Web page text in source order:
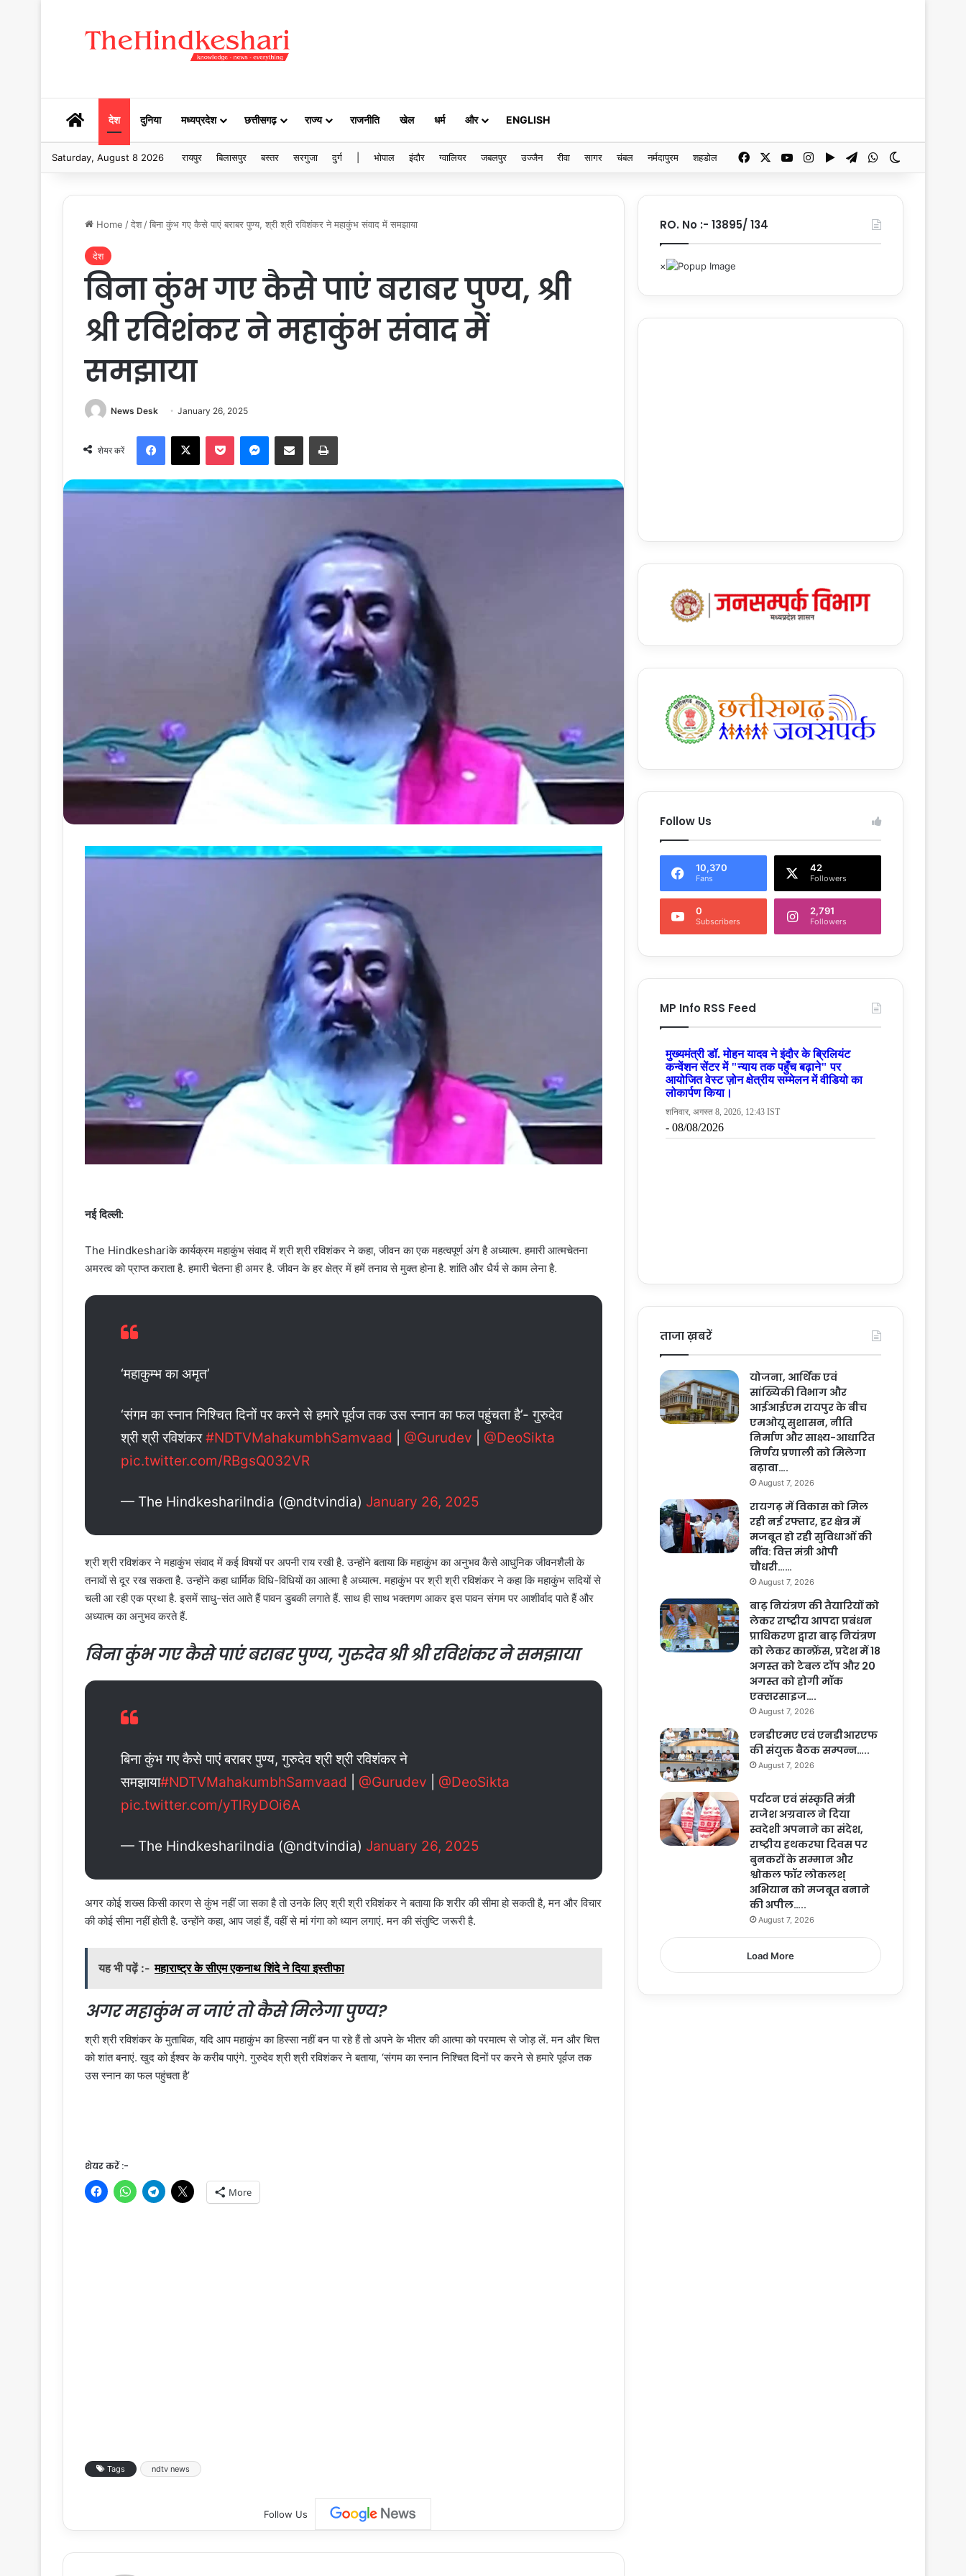
HOMEदेश दुनिया मध्यप्रदेश छत्तीसगढ़ राज्य राजनीति खेल धर्म और ENGLISH
Saturday, August 8 2026 रायपुर बिलासपुर बस्तर सरगुजा दुर्ग भोपाल इंदौर ग्वालियर जबलपुर उज्जैन रीवा सागर चंबल नर्मदापुरम शहडोल Facebook YouTubeInstagram
Google Play
TelegramWhatsApp
Home /देश /बिना कुंभ गए कैसे पाएं बराबर पुण्य, श्री श्री रविशंकर ने महाकुंभ संवाद में समझाया
देश
बिना कुंभ गए कैसे पाएं बराबर पुण्य, श्री
श्री रविशंकर ने महाकुंभ संवाद में
समझाया
News Desk January 26, 2025
शेयर करें
नई दिल्ली:
The Hindkeshariके कार्यक्रम महाकुंभ संवाद में श्री श्री रविशंकर ने कहा, जीवन का एक महत्वपूर्ण अंग है अध्यात्म. हमारी आत्मचेतना
अमरत्व को प्राप्त कराता है. हमारी चेतना ही अमर है. जीवन के हर क्षेत्र में हमें तनाव से मुक्त होना है. शांति और धैर्य से काम लेना है.
‘महाकुम्भ का अमृत’
‘संगम का स्नान निश्चित दिनों पर करने से हमारे पूर्वज तक उस स्नान का फल पहुंचता है’- गुरुदेव
श्री श्री रविशंकर#NDTVMahakumbhSamvaad @Gurudev
@DeoSikta
pic.twitter.com/RBgsQ032VR
— The HindkeshariIndia (@ndtvindia) January 26, 2025
श्री श्री रविशंकर ने महाकुंभ संवाद में कई विषयों पर अपनी राय रखी है. उन्होंने बताया कि महाकुंभ का अनुभव कैसे आधुनिक जीवनशैली के
तनावों से दूर रख सकता है. उन्होंने कहा धार्मिक विधि-विधियों का आत्मा है अध्यात्म. महाकुंभ पर श्री श्री रविशंकर ने कहा कि महाकुंभ सदियों से
चली आ रही एक प्रथा है. इसमें साधु-संत आते हैं पावन डुबकी लगाते हैं. साथ ही साथ भक्तगण आकर इस पावन संगम पर आशीर्वाद पाते हैं और
अध्यात्म का अनुभव करते हैं.
बिना कुंभ गए कैसे पाएं बराबर पुण्य, गुरुदेव श्री श्री रविशंकर ने समझाया
बिना कुंभ गए कैसे पाएं बराबर पुण्य, गुरुदेव श्री श्री रविशंकर ने
समझाया#NDTVMahakumbhSamvaad @Gurudev
@DeoSikta
pic.twitter.com/yTlRyDOi6A
— The HindkeshariIndia (@ndtvindia) January 26, 2025
अगर कोई शख्स किसी कारण से कुंभ नहीं जा सका है तो उनके लिए श्री श्री रविशंकर ने बताया कि शरीर की सीमा हो सकती है, मन और विचार
की कोई सीमा नहीं होती है. उन्होंने कहा, आप जहां हैं, वहीं से मां गंगा को ध्यान लगाएं. मन की संतुष्टि जरूरी है.
यह भी पढ़ें :- महाराष्ट्र के सीएम एकनाथ शिंदे ने दिया इस्तीफा
अगर महाकुंभ न जाएं तो कैसे मिलेगा पुण्य?
श्री श्री रविशंकर के मुताबिक, यदि आप महाकुंभ का हिस्सा नहीं बन पा रहे हैं तो अपने के भीतर की आत्मा को परमात्म से जोड़ लें. मन और चित्त
को शांत बनाएं. खुद को ईश्वर के करीब पाएंगे. गुरुदेव श्री श्री रविशंकर ने बताया, ‘संगम का स्नान निश्चित दिनों पर करने से हमारे पूर्वज तक
उस स्नान का फल पहुंचता है’
शेयर करें :-
More
Tags ndtv news
Follow Us
RO. No :- 13895/ 134
Follow Us
10,370
Fans
42
Followers
0
Subscribers
2,791
Followers
MP Info RSS Feed
ताजा ख़बरें
योजना, आर्थिक एवं
सांख्यिकी विभाग और
आईआईएम रायपुर के बीच
एमओयू सुशासन, नीति
निर्माण और साक्ष्य-आधारित
निर्णय प्रणाली को मिलेगा
बढ़ावा….
August 7, 2026
रायगढ़ में विकास को मिल
रही नई रफ्तार, हर क्षेत्र में
मजबूत हो रही सुविधाओं की
नींव: वित्त मंत्री ओपी
चौधरी……
August 7, 2026
बाढ़ नियंत्रण की तैयारियों को
लेकर राष्ट्रीय आपदा प्रबंधन
प्राधिकरण द्वारा बाढ़ नियंत्रण
को लेकर कान्फ्रेंस, प्रदेश में 18
अगस्त को टेबल टॉप और 20
अगस्त को होगी मॉक
एक्सरसाइज….
August 7, 2026
एनडीएमए एवं एनडीआरएफ
की संयुक्त बैठक सम्पन्न…..
August 7, 2026
पर्यटन एवं संस्कृति मंत्री
राजेश अग्रवाल ने दिया
स्वदेशी अपनाने का संदेश,
राष्ट्रीय हथकरघा दिवस पर
बुनकरों के सम्मान और
श्वोकल फॉर लोकलश्
अभियान को मजबूत बनाने
की अपील…..
August 7, 2026
Load More